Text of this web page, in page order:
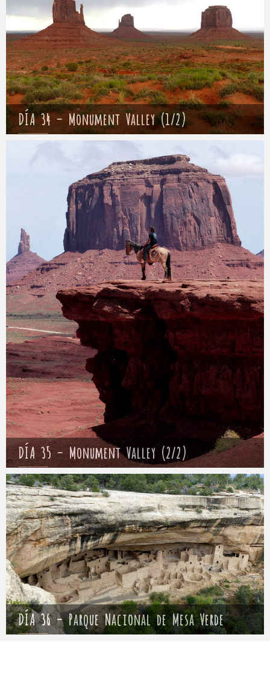
DÍA 34 – Monument Valley (1/2)
Mathieu 8 mayo 2017
DÍA 35 – Monument Valley (2/2)
Mathieu 9 mayo 2017
DÍA 36 – Parque Nacional de Mesa Verde